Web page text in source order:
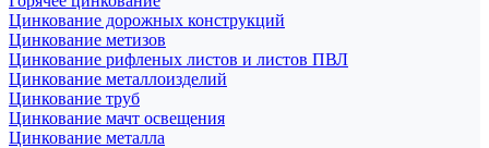
Цинкование дорожных конструкций
Цинкование метизов
Цинкование рифленых листов и листов ПВЛ
Цинкование металлоизделий
Цинкование труб
Цинкование мачт освещения
Цинкование металла